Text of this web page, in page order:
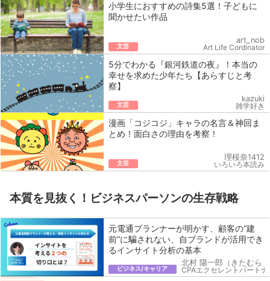
小学生におすすめの詩集5選！子どもに
聞かせたい作品
文芸
art_nob
Art Life Cordinator
5分でわかる『銀河鉄道の夜』！本当の
幸せを求めた少年たち【あらすじと考
察】
文芸
kazuki
雑学好き
漫画「コジコジ」キャラの名言＆神回ま
とめ！面白さの理由を考察！
文芸
理桜奈1412
いろいろ本読み
本質を見抜く！ビジネスパーソンの生存戦略
元電通プランナーが明かす、顧客の“建
前”に騙されない、自ブランドが活用でき
るインサイト分析の基本
ビジネス/キャリア
北村 陽一郎（きたむら
CPAエクセレントパート